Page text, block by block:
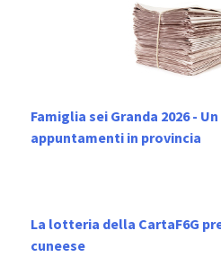
Famiglia sei Granda 2026 -
appuntamenti in provincia
La lotteria della CartaF6G
cuneese